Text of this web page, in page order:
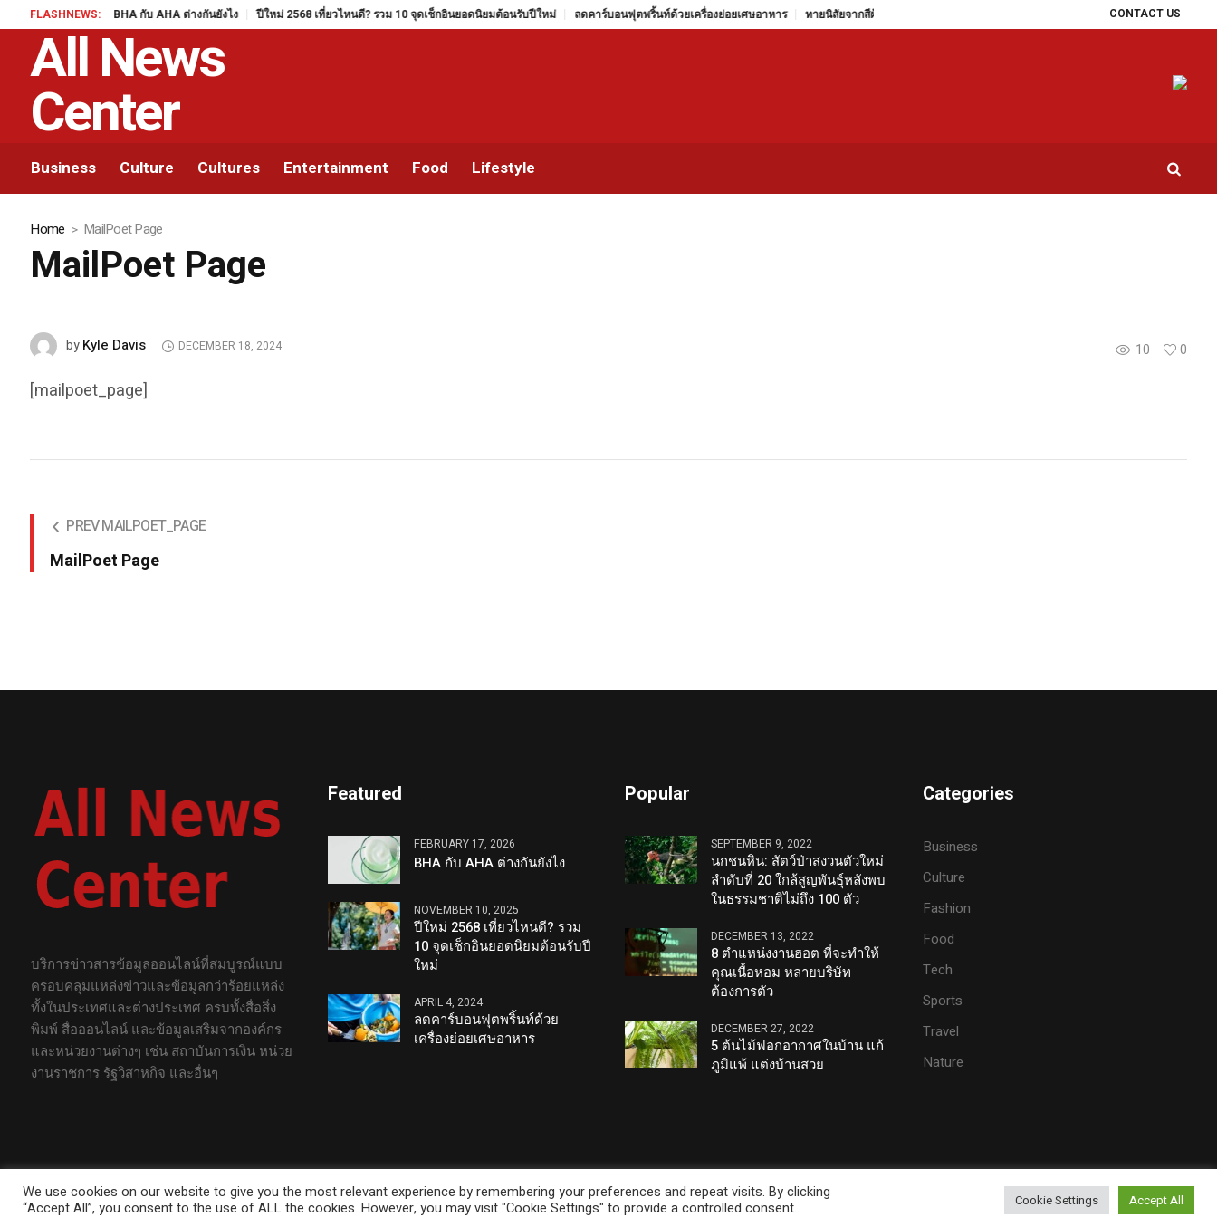
CONTACT US
FLASHNEWS:BHA กับ AHA ต่างกันยังไง ปีใหม่ 2568 เที่ยวไหนดี? รวม 10 จุดเช็กอินยอดนิยมต้อนรับปีใหม่ ลดคาร์บอนฟุตพริ้นท์ด้วยเครื่องย่อยเศษอาหาร ทายนิสัยจากสีผ้าปูที่นอน บ่งบอกความเป็นตัวคุณ เจ็บป่วยไม่มีสาเหตุ เช็กเลย ใช่ภาวะ
All News
Center
Business Culture Cultures Entertainment Food Lifestyle
Home MailPoet Page
MailPoet Page
10 0
byKyle Davis DECEMBER 18, 2024
[mailpoet_page]
PREV MAILPOET_PAGE
MailPoet Page
บริการข่าวสารข้อมูลออนไลน์ที่สมบูรณ์แบบ
ครอบคลุมแหล่งข่าวและข้อมูลกว่าร้อยแหล่ง
ทั้งในประเทศและต่างประเทศ ครบทั้งสื่อสิ่ง
พิมพ์ สื่อออนไลน์ และข้อมูลเสริมจากองค์กร
และหน่วยงานต่างๆ เช่น สถาบันการเงิน หน่วย
งานราชการ รัฐวิสาหกิจ และอื่นๆ
Featured
FEBRUARY 17, 2026
BHA กับ AHA ต่างกันยังไง
NOVEMBER 10, 2025
ปีใหม่ 2568 เที่ยวไหนดี? รวม
10 จุดเช็กอินยอดนิยมต้อนรับปี
ใหม่
APRIL 4, 2024
ลดคาร์บอนฟุตพริ้นท์ด้วย
เครื่องย่อยเศษอาหาร
Popular
SEPTEMBER 9, 2022
นกชนหิน: สัตว์ป่าสงวนตัวใหม่
ลำดับที่ 20 ใกล้สูญพันธุ์หลังพบ
ในธรรมชาติไม่ถึง 100 ตัว
DECEMBER 13, 2022
8 ตำแหน่งงานฮอต ที่จะทำให้
คุณเนื้อหอม หลายบริษัท
ต้องการตัว
DECEMBER 27, 2022
5 ต้นไม้ฟอกอากาศในบ้าน แก้
ภูมิแพ้ แต่งบ้านสวย
Categories
Business
Culture
Fashion
Food
Tech
Sports
Travel
Nature
Contact Us
This is a sample website - cmsmasters © 2018 / All Rights Reserved
We use cookies on our website to give you the most relevant experience by remembering your preferences and repeat visits. By clicking
“Accept All”, you consent to the use of ALL the cookies. However, you may visit "Cookie Settings" to provide a controlled consent.
Cookie Settings Accept All